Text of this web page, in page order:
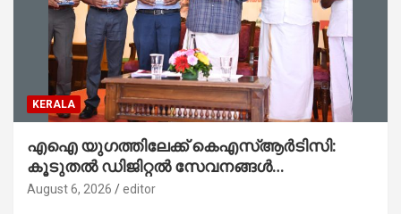
KERALA
എഐ യുഗത്തിലേക്ക് കെഎസ്ആർടിസി:
കൂടുതൽ ഡിജിറ്റൽ സേവനങ്ങൾ
ജനങ്ങളിലേക്കെത്തിക്കും – മന്ത്രി സി പി
August 6, 2026 editor